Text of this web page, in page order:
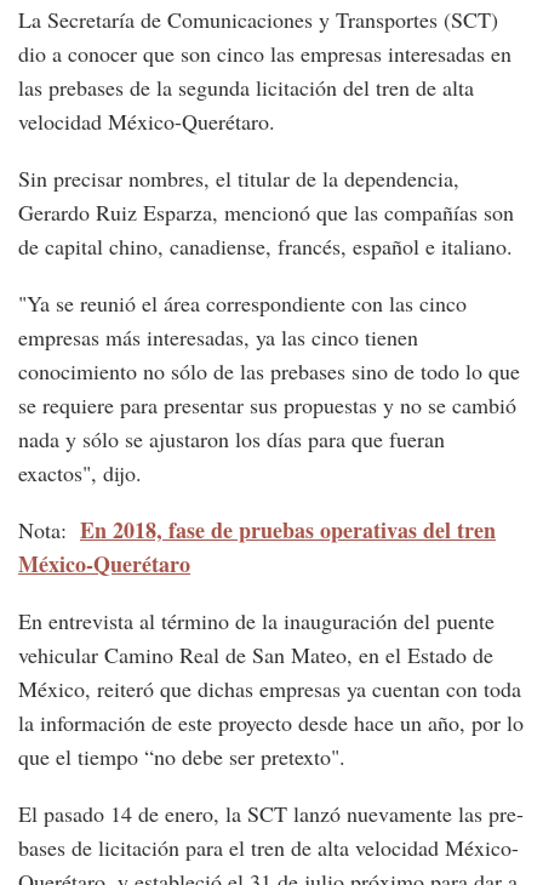
La Secretaría de Comunicaciones y Transportes (SCT)
dio a conocer que son cinco las empresas interesadas en
las prebases de la segunda licitación del tren de alta
velocidad México-Querétaro.
Sin precisar nombres, el titular de la dependencia,
Gerardo Ruiz Esparza, mencionó que las compañías son
de capital chino, canadiense, francés, español e italiano.
"Ya se reunió el área correspondiente con las cinco
empresas más interesadas, ya las cinco tienen
conocimiento no sólo de las prebases sino de todo lo que
se requiere para presentar sus propuestas y no se cambió
nada y sólo se ajustaron los días para que fueran
exactos", dijo.
Nota: En 2018, fase de pruebas operativas del tren
México-Querétaro
En entrevista al término de la inauguración del puente
vehicular Camino Real de San Mateo, en el Estado de
México, reiteró que dichas empresas ya cuentan con toda
la información de este proyecto desde hace un año, por lo
que el tiempo “no debe ser pretexto".
El pasado 14 de enero, la SCT lanzó nuevamente las pre-
bases de licitación para el tren de alta velocidad México-